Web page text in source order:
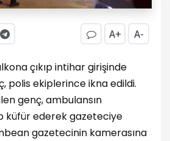
A+ A-
çıkıp intihar girişinde
polis ekiplerince ikna edildi.
genç, ambulansın
küfür ederek gazeteciye
gazetecinin kamerasına